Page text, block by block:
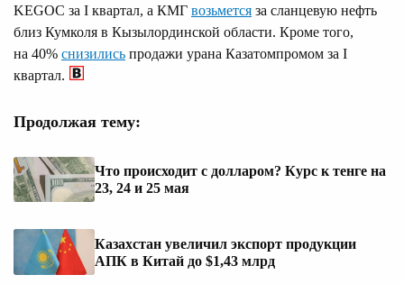
KEGOC за I квартал, а КМГ возьмется за сланцевую нефть
близ Кумколя в Кызылординской области. Кроме того,
на 40% снизились продажи урана Казатомпромом за I
квартал.
Продолжая тему:
Что происходит с долларом? Курс к тенге на
23, 24 и 25 мая
Казахстан увеличил экспорт продукции
АПК в Китай до $1,43 млрд